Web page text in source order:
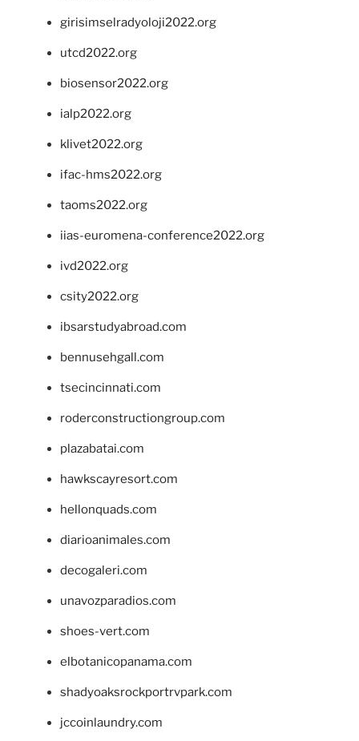
girisimselradyoloji2022.org
utcd2022.org
biosensor2022.org
ialp2022.org
klivet2022.org
ifac-hms2022.org
taoms2022.org
iias-euromena-conference2022.org
ivd2022.org
csity2022.org
ibsarstudyabroad.com
bennusehgall.com
tsecincinnati.com
roderconstructiongroup.com
plazabatai.com
hawkscayresort.com
hellonquads.com
diarioanimales.com
decogaleri.com
unavozparadios.com
shoes-vert.com
elbotanicopanama.com
shadyoaksrockportrvpark.com
jccoinlaundry.com